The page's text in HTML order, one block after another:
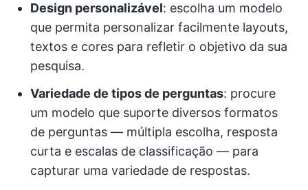
Design personalizável: escolha um modelo
que permita personalizar facilmente layouts,
textos e cores para refletir o objetivo da sua
pesquisa.
Variedade de tipos de perguntas: procure
um modelo que suporte diversos formatos
de perguntas — múltipla escolha, resposta
curta e escalas de classificação — para
capturar uma variedade de respostas.